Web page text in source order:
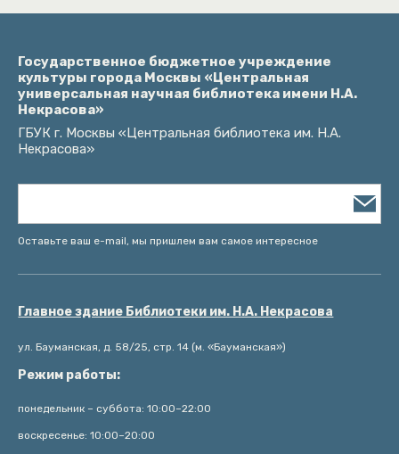
Государственное бюджетное учреждение
культуры города Москвы «Центральная
универсальная научная библиотека имени Н.А.
Некрасова»
ГБУК г. Москвы «Центральная библиотека им. Н.А.
Некрасова»
Оставьте ваш e-mail, мы пришлем вам самое интересное
Главное здание Библиотеки им. Н.А. Некрасова
ул. Бауманская, д. 58/25, стр. 14 (м. «Бауманская»)
Режим работы:
понедельник – суббота: 10:00–22:00
воскресенье: 10:00–20:00